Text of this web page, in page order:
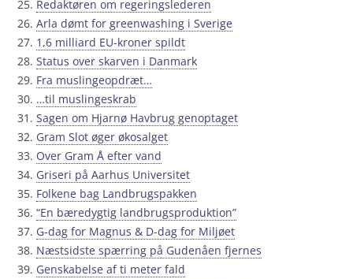
Redaktøren om regeringslederen
Arla dømt for greenwashing i Sverige
1,6 milliard EU-kroner spildt
Status over skarven i Danmark
Fra muslingeopdræt…
…til muslingeskrab
Sagen om Hjarnø Havbrug genoptaget
Gram Slot øger økosalget
Over Gram Å efter vand
Griseri på Aarhus Universitet
Folkene bag Landbrugspakken
“En bæredygtig landbrugsproduktion”
G-dag for Magnus & D-dag for Miljøet
Næstsidste spærring på Gudenåen fjernes
Genskabelse af ti meter fald